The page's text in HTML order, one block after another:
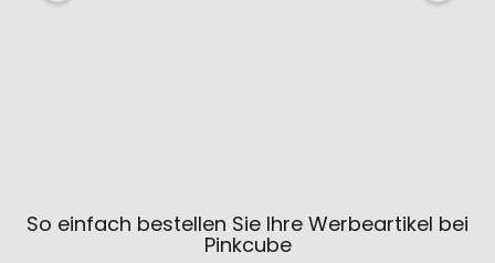
So einfach bestellen Sie Ihre Werbeartikel bei
Pinkcube